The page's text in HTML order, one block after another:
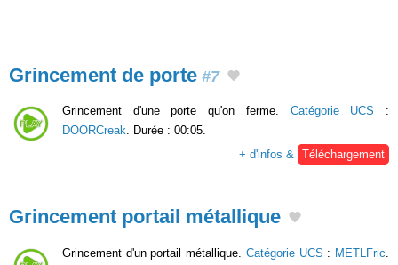
Grincement de porte #7
Grincement d'une porte qu'on ferme. Catégorie UCS :
DOORCreak. Durée : 00:05.
+ d'infos & Téléchargement
Grincement portail métallique
Grincement d'un portail métallique. Catégorie UCS : METLFric.